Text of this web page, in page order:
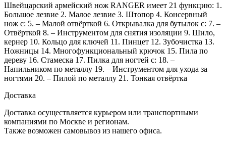
Швейцарский армейский нож RANGER имеет 21 функцию: 1.
Большое лезвие 2. Малое лезвие 3. Штопор 4. Консервный
нож с: 5. – Малой отвёрткой 6. Открывалка для бутылок с: 7. –
Отвёрткой 8. – Инструментом для снятия изоляции 9. Шило,
кернер 10. Кольцо для ключей 11. Пинцет 12. Зубочистка 13.
Ножницы 14. Многофункциональный крючок 15. Пила по
дереву 16. Стамеска 17. Пилка для ногтей с: 18. –
Напильником по металлу 19. – Инструментом для ухода за
ногтями 20. – Пилой по металлу 21. Тонкая отвёртка
Доставка
Доставка осуществляется курьером или транспортными
компаниями по Москве и регионам.
Также возможен самовывоз из нашего офиса.